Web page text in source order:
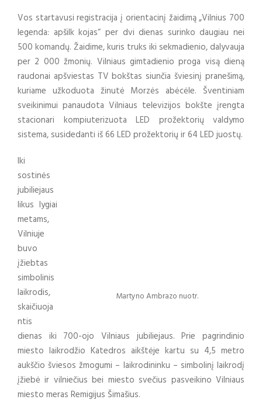
Vos startavusi registracija į orientacinį žaidimą „Vilnius 700
legenda: apšilk kojas“ per dvi dienas surinko daugiau nei
500 komandų. Žaidime, kuris truks iki sekmadienio, dalyvauja
per 2 000 žmonių. Vilniaus gimtadienio proga visą dieną
raudonai apšviestas TV bokštas siunčia šviesinį pranešimą,
kuriame užkoduota žinutė Morzės abėcėle. Šventiniam
sveikinimui panaudota Vilniaus televizijos bokšte įrengta
stacionari kompiuterizuota LED prožektorių valdymo
sistema, susidedanti iš 66 LED prožektorių ir 64 LED juostų.
Martyno Ambrazo nuotr.
Iki
sostinės
jubiliejaus
likus lygiai
metams,
Vilniuje
buvo
įžiebtas
simbolinis
laikrodis,
skaičiuoja
ntis
dienas iki 700-ojo Vilniaus jubiliejaus. Prie pagrindinio
miesto laikrodžio Katedros aikštėje kartu su 4,5 metro
aukščio šviesos žmogumi – laikrodininku – simbolinį laikrodį
įžiebė ir vilniečius bei miesto svečius pasveikino Vilniaus
miesto meras Remigijus Šimašius.